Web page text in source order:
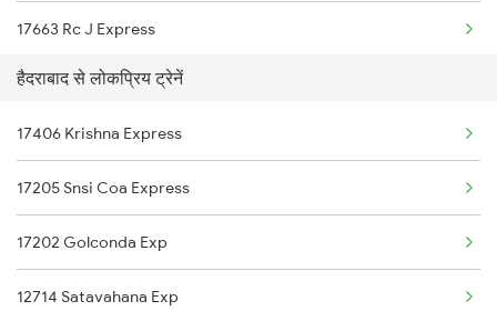
Malkajgiri to Manmad Trains
Malkajgiri to Adilabad Trains
Malkajgiri to Aler Trains
Malkajgiri to Brahmapur Trains
17663 Rc J Express
हैदराबाद से लोकप्रिय ट्रेनें
17406 Krishna Express
17205 Snsi Coa Express
17202 Golconda Exp
12714 Satavahana Exp